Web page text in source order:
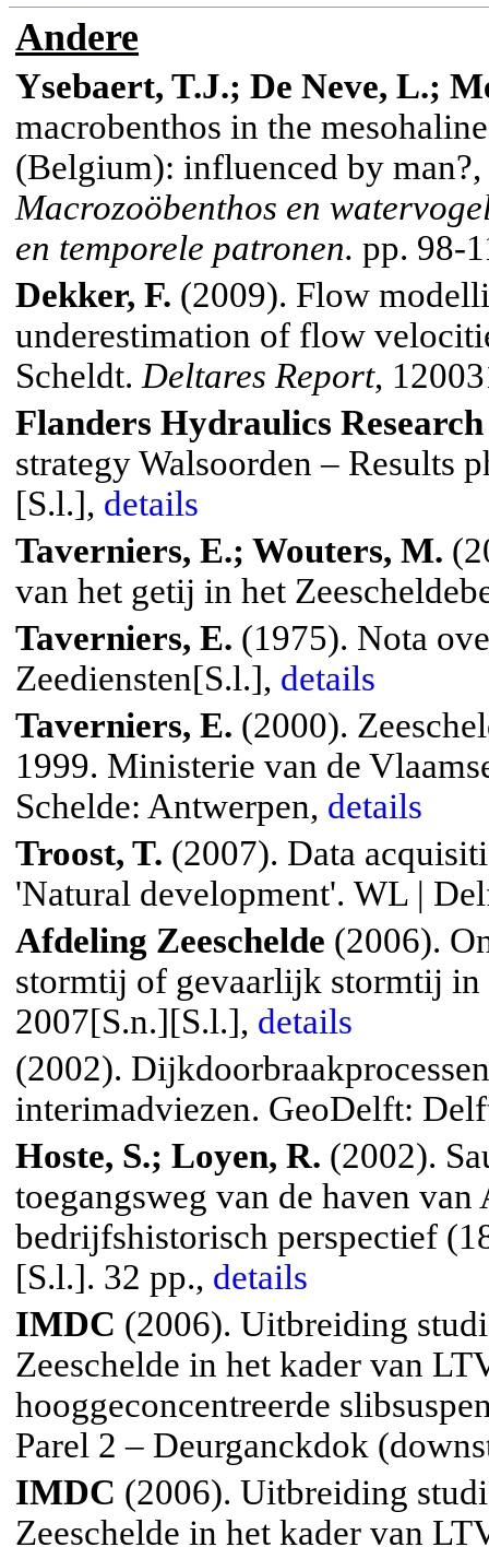
Andere
Ysebaert, T.J.; De Neve, L.;
macrobenthos in the mesohaline
(Belgium): influenced by man?,
Macrozoöbenthos en
en temporele patronen. pp. 98-
Dekker, F. (2009). Flow
underestimation of flow
Scheldt. Deltares Report,
Flanders Hydraulics Research
strategyWalsoorden – Results
[S.l.], details
Taverniers, E.; Wouters, M.
van het getij in het
Taverniers, E. (1975). Nota
Zeediensten[S.l.], details
Taverniers, E. (2000).
1999. Ministerie van de
Schelde: Antwerpen, details
Troost, T. (2007). Data
'Natural development'. WL |
Afdeling Zeeschelde (2006).
stormtij of gevaarlijk stormtij in
2007[S.n.][S.l.], details
(2002).
interimadviezen. GeoDelft:
Hoste, S.; Loyen, R. (2002).
toegangsweg van de haven
bedrijfshistorisch perspectief
[S.l.]. 32 pp., details
IMDC (2006). Uitbreiding
Zeeschelde in het kader van
hooggeconcentreerde
Parel 2 – Deurganckdok
IMDC (2006). Uitbreiding
Zeeschelde in het kader van